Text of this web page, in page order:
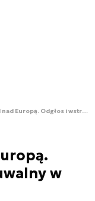
Efektowny bolid nad Europą. Odgłos i wstrząs odczuwalny w kilku państwach
w